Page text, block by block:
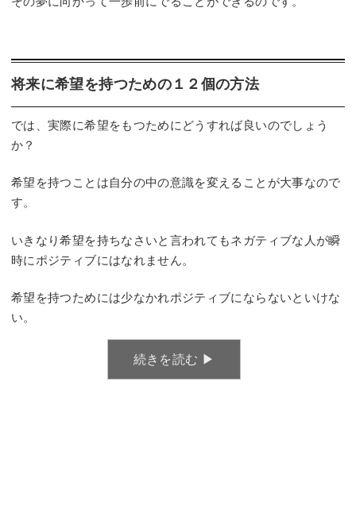
将来に希望を持つための１２個の方法
では、実際に希望をもつためにどうすれば良いのでしょう
か？
希望を持つことは自分の中の意識を変えることが大事なので
す。
いきなり希望を持ちなさいと言われてもネガティブな人が瞬
時にポジティブにはなれません。
希望を持つためには少なかれポジティブにならないといけな
い。
続きを読む ▶︎